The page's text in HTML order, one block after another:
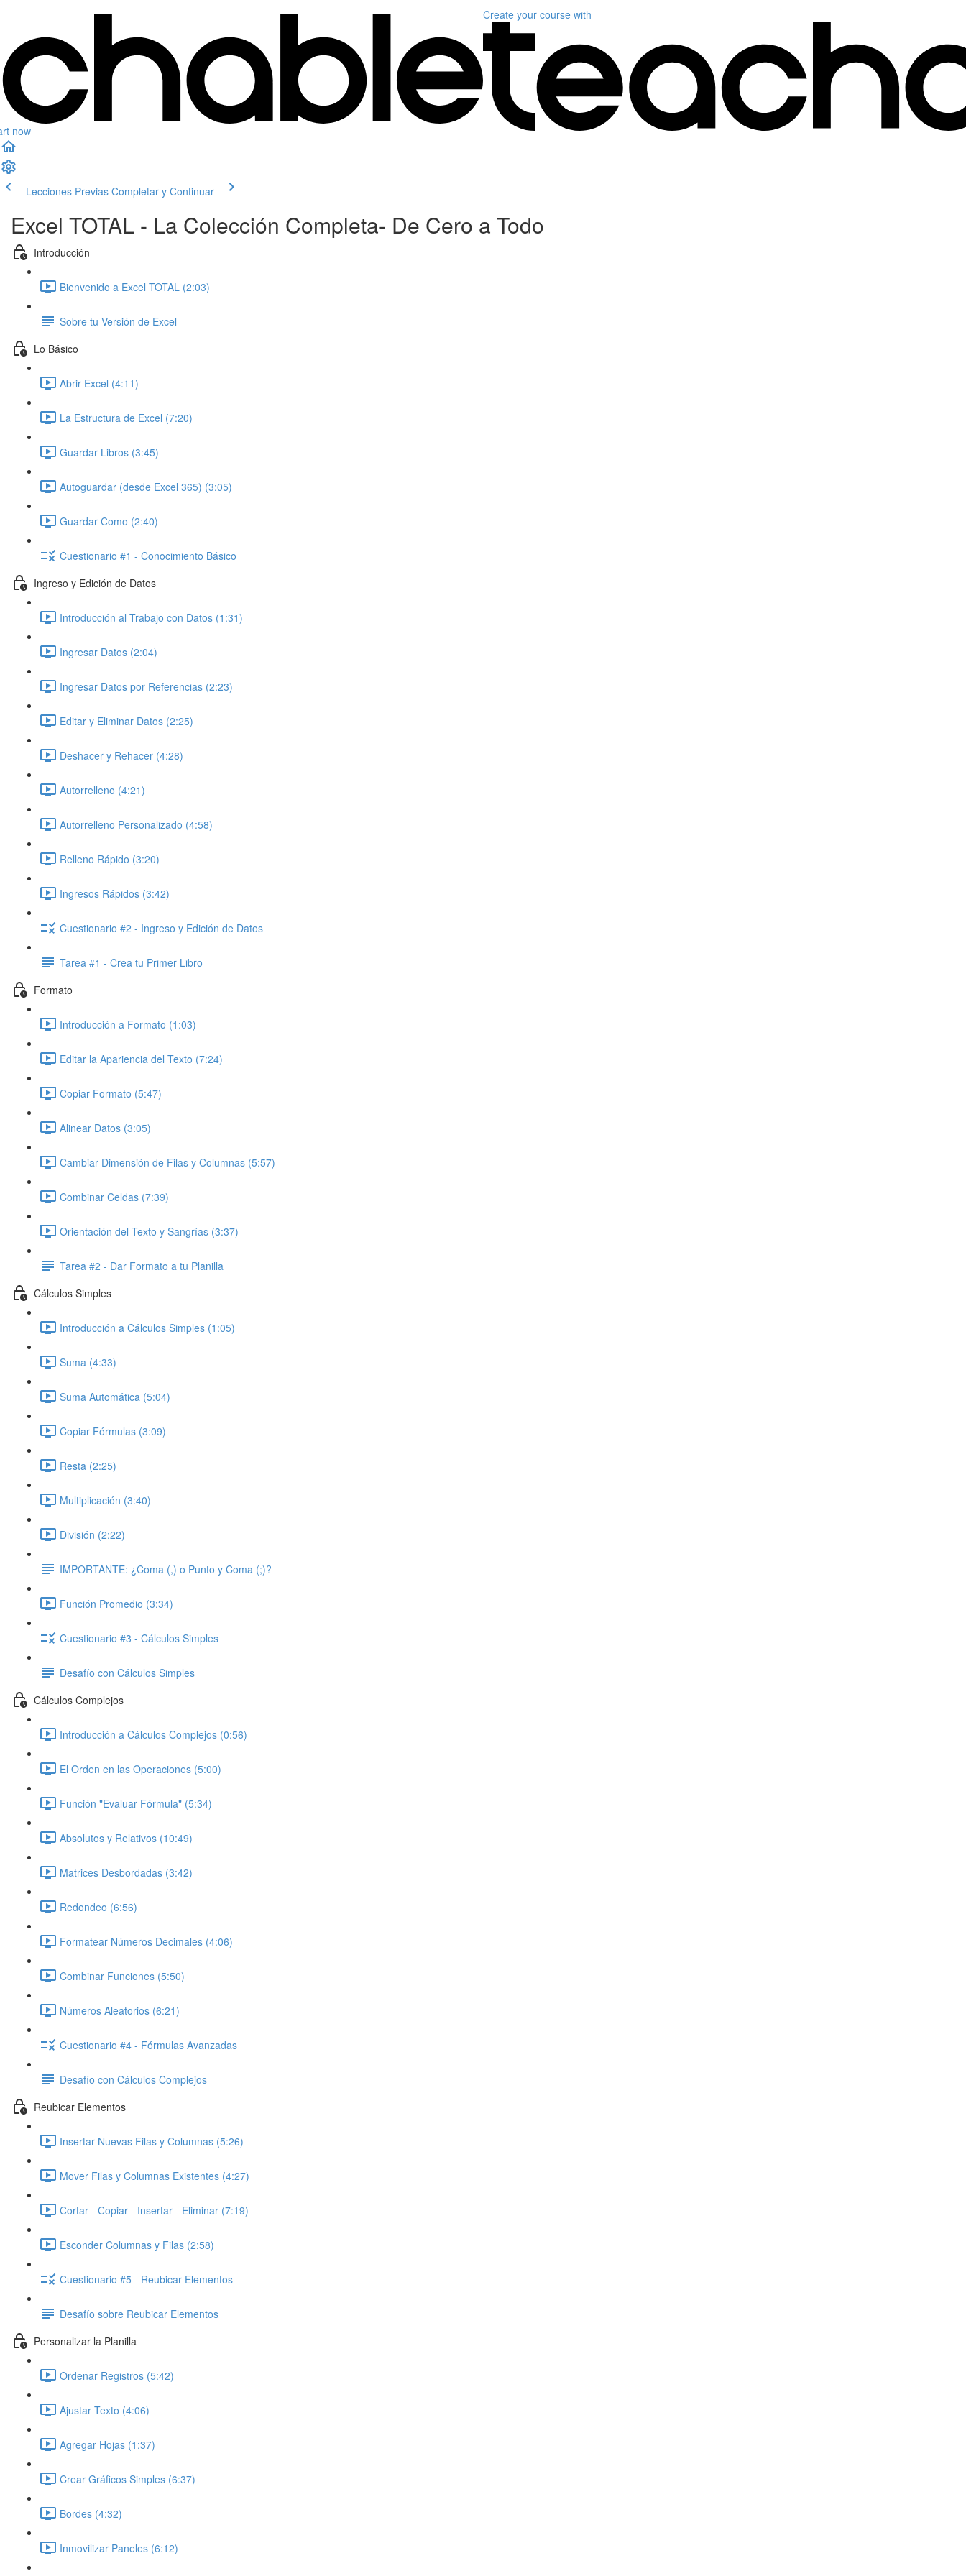
now
Create your course with
Lecciones Previas Completar y Continuar
Excel TOTAL - La Colección Completa- De Cero a Todo
Introducción
Bienvenido a Excel TOTAL (2:03)
Sobre tu Versión de Excel
Lo Básico
Abrir Excel (4:11)
La Estructura de Excel (7:20)
Guardar Libros (3:45)
Autoguardar (desde Excel 365) (3:05)
Guardar Como (2:40)
Cuestionario #1 - Conocimiento Básico
Ingreso y Edición de Datos
Introducción al Trabajo con Datos (1:31)
Ingresar Datos (2:04)
Ingresar Datos por Referencias (2:23)
Editar y Eliminar Datos (2:25)
Deshacer y Rehacer (4:28)
Autorrelleno (4:21)
Autorrelleno Personalizado (4:58)
Relleno Rápido (3:20)
Ingresos Rápidos (3:42)
Cuestionario #2 - Ingreso y Edición de Datos
Tarea #1 - Crea tu Primer Libro
Formato
Introducción a Formato (1:03)
Editar la Apariencia del Texto (7:24)
Copiar Formato (5:47)
Alinear Datos (3:05)
Cambiar Dimensión de Filas y Columnas (5:57)
Combinar Celdas (7:39)
Orientación del Texto y Sangrías (3:37)
Tarea #2 - Dar Formato a tu Planilla
Cálculos Simples
Introducción a Cálculos Simples (1:05)
Suma (4:33)
Suma Automática (5:04)
Copiar Fórmulas (3:09)
Resta (2:25)
Multiplicación (3:40)
División (2:22)
IMPORTANTE: ¿Coma (,) o Punto y Coma (;)?
Función Promedio (3:34)
Cuestionario #3 - Cálculos Simples
Desafío con Cálculos Simples
Cálculos Complejos
Introducción a Cálculos Complejos (0:56)
El Orden en las Operaciones (5:00)
Función "Evaluar Fórmula" (5:34)
Absolutos y Relativos (10:49)
Matrices Desbordadas (3:42)
Redondeo (6:56)
Formatear Números Decimales (4:06)
Combinar Funciones (5:50)
Números Aleatorios (6:21)
Cuestionario #4 - Fórmulas Avanzadas
Desafío con Cálculos Complejos
Reubicar Elementos
Insertar Nuevas Filas y Columnas (5:26)
Mover Filas y Columnas Existentes (4:27)
Cortar - Copiar - Insertar - Eliminar (7:19)
Esconder Columnas y Filas (2:58)
Cuestionario #5 - Reubicar Elementos
Desafío sobre Reubicar Elementos
Personalizar la Planilla
Ordenar Registros (5:42)
Ajustar Texto (4:06)
Agregar Hojas (1:37)
Crear Gráficos Simples (6:37)
Bordes (4:32)
Inmovilizar Paneles (6:12)